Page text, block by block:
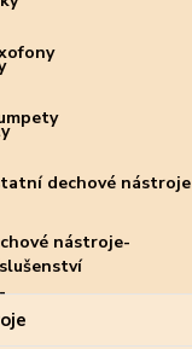
dechové nástroje
nástroje-